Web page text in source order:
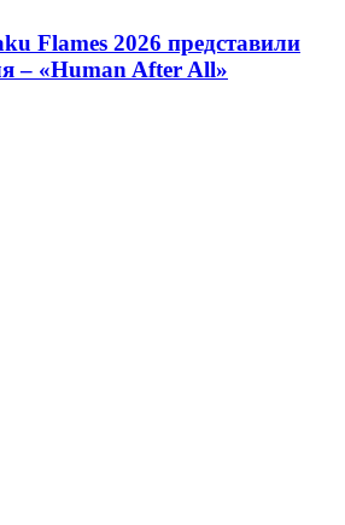
Flames 2026 представили
– «Human After All»